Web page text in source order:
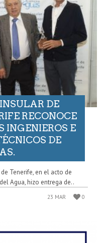
DE
RECONOCE
INGENIEROS E
DE
Tenerife, en el acto de
Agua, hizo entrega de..
23 MAR 0